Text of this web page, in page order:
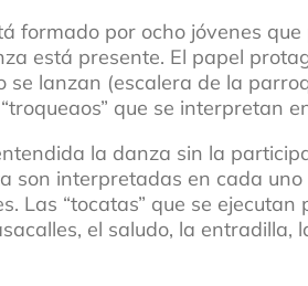
formado por ocho jóvenes
está presente. El papel
se lanzan (escalera de la
que se interpretan
la danza sin la
son interpretadas en cada uno
Las “tocatas” que se
el saludo, la entradilla,